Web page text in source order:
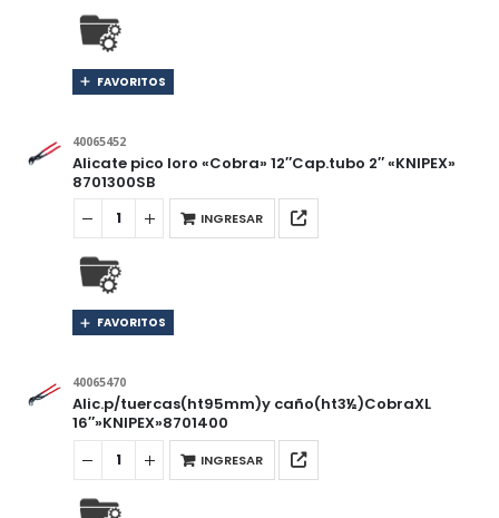
FAVORITOS
40065452
Alicate pico loro «Cobra» 12″Cap.tubo 2″ «KNIPEX»
8701300SB
INGRESAR
FAVORITOS
40065470
Alic.p/tuercas(ht95mm)y caño(ht3½)CobraXL
16″»KNIPEX»8701400
INGRESAR